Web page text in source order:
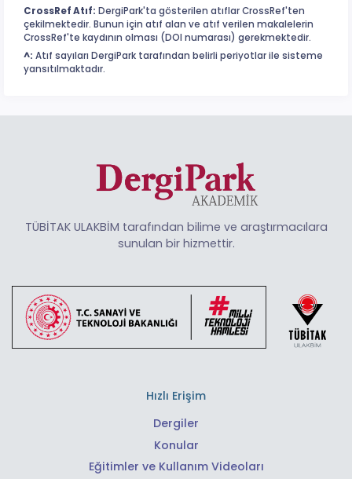
CrossRef Atıf: DergiPark'ta gösterilen atıflar CrossRef'ten
çekilmektedir. Bunun için atıf alan ve atıf verilen makalelerin
CrossRef'te kaydının olması (DOI numarası) gerekmektedir.
^: Atıf sayıları DergiPark tarafından belirli periyotlar ile sisteme
yansıtılmaktadır.
TÜBİTAK ULAKBİM tarafından bilime ve araştırmacılara
sunulan bir hizmettir.
Hızlı Erişim
Dergiler
Konular
Eğitimler ve Kullanım Videoları